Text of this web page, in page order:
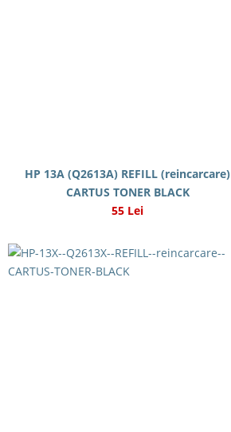
HP 13A (Q2613A) REFILL (reincarcare)
CARTUS TONER BLACK
55 Lei